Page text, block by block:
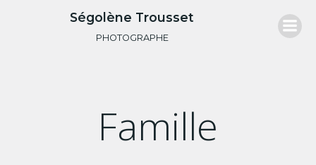
au
contenu
Ségolène Trousset
PHOTOGRAPHE
Famille